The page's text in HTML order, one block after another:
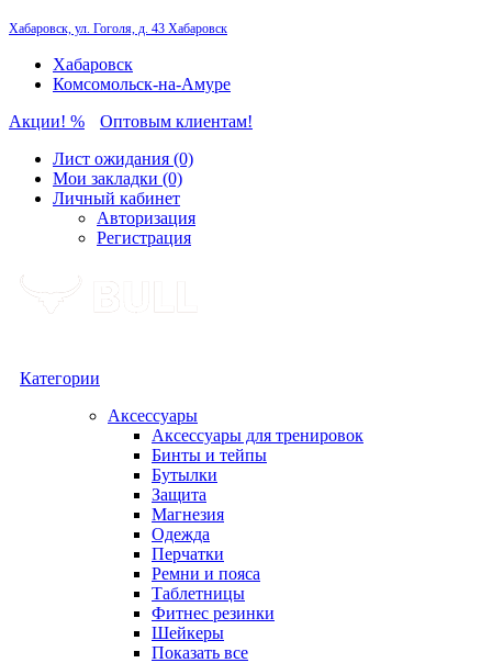
Хабаровск, ул. Гоголя, д. 43 Хабаровск
Хабаровск
Комсомольск-на-Амуре
Акции! %
Оптовым клиентам!
Лист ожидания (0)
Мои закладки (0)
Личный кабинет
Авторизация
Регистрация
Категории
Аксессуары
Аксессуары для тренировок
Бинты и тейпы
Бутылки
Защита
Магнезия
Одежда
Перчатки
Ремни и пояса
Таблетницы
Фитнес резинки
Шейкеры
Показать все